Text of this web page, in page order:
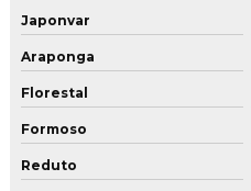
Japonvar
Araponga
Florestal
Formoso
Reduto